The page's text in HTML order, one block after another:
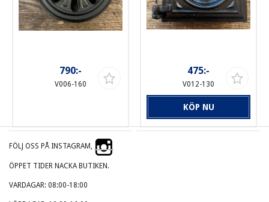
790:-
V006-160
475:-
V012-130
KÖP NU
FÖLJ OSS PÅ INSTAGRAM,
ÖPPET TIDER NACKA BUTIKEN.
VARDAGAR: 08:00-18:00